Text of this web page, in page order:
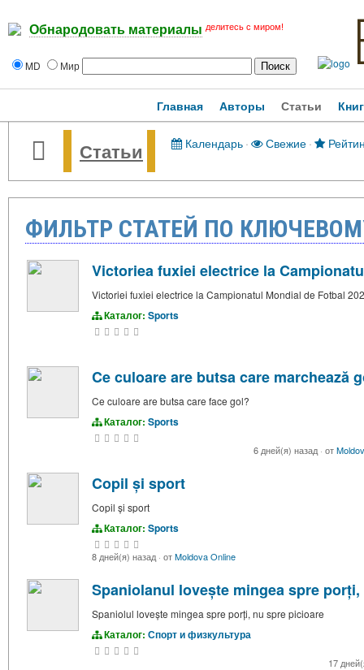
Обнародовать материалы делитесь с миром!
MD Мир
Главная Авторы Статьи
Статьи Календарь· Свежие·
ФИЛЬТР СТАТЕЙ ПО
Victoriea fuxiei electrice la
Victoriei fuxiei electrice la Campionatul Mondial de Fotbal
Каталог: Sports
Ce culoare are butsa care marchează
Ce culoare are butsa care face gol?
Каталог: Sports
6 дней(я) назад · от
Copil și sport
Copil și sport
Каталог: Sports
8 дней(я) назад · отMoldova Online
Spaniolanul lovește mingea spre
Spaniolul lovește mingea spre porți, nu spre picioare
Каталог: Спорт и физкультура
17